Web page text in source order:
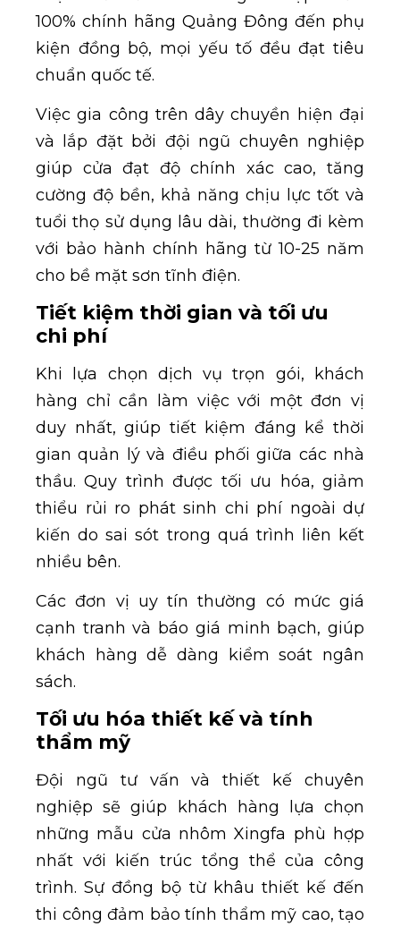
100% chính hãng Quảng Đông đến phụ
kiện đồng bộ, mọi yếu tố đều đạt tiêu
chuẩn quốc tế.
Việc gia công trên dây chuyền hiện đại
và lắp đặt bởi đội ngũ chuyên nghiệp
giúp cửa đạt độ chính xác cao, tăng
cường độ bền, khả năng chịu lực tốt và
tuổi thọ sử dụng lâu dài, thường đi kèm
với bảo hành chính hãng từ 10-25 năm
cho bề mặt sơn tĩnh điện.
Tiết kiệm thời gian và tối ưu
chi phí
Khi lựa chọn dịch vụ trọn gói, khách
hàng chỉ cần làm việc với một đơn vị
duy nhất, giúp tiết kiệm đáng kể thời
gian quản lý và điều phối giữa các nhà
thầu. Quy trình được tối ưu hóa, giảm
thiểu rủi ro phát sinh chi phí ngoài dự
kiến do sai sót trong quá trình liên kết
nhiều bên.
Các đơn vị uy tín thường có mức giá
cạnh tranh và báo giá minh bạch, giúp
khách hàng dễ dàng kiểm soát ngân
sách.
Tối ưu hóa thiết kế và tính
thẩm mỹ
Đội ngũ tư vấn và thiết kế chuyên
nghiệp sẽ giúp khách hàng lựa chọn
những mẫu cửa nhôm Xingfa phù hợp
nhất với kiến trúc tổng thể của công
trình. Sự đồng bộ từ khâu thiết kế đến
thi công đảm bảo tính thẩm mỹ cao, tạo